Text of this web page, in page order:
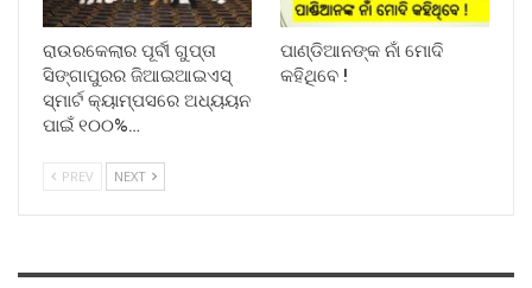
ରାଉରକେଲାର ପୂର୍ବୀ ଗୁପ୍ତା
ସିଙ୍ଗାପୁରର ଜିଆଇଆଇଏସ୍
ସ୍ମାର୍ଟ କ୍ୟାମ୍ପସରେ ଅଧ୍ୟୟନ
ପାଇଁ ୧୦୦%…
ପାଣ୍ଡିଆନଙ୍କ ନାଁ ମୋଦି
କହିଥିବେ !
PREV NEXT